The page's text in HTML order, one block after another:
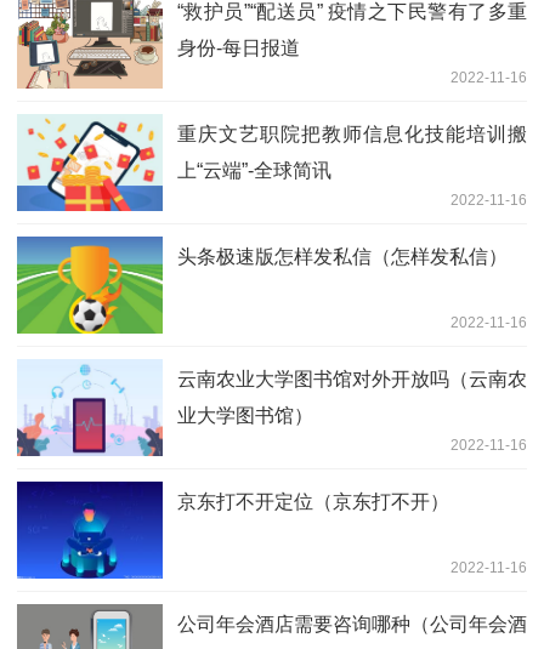
“救护员”“配送员” 疫情之下民警有了多重
身份-每日报道
2022-11-16
重庆文艺职院把教师信息化技能培训搬
上“云端”-全球简讯
2022-11-16
头条极速版怎样发私信（怎样发私信）
2022-11-16
云南农业大学图书馆对外开放吗（云南农
业大学图书馆）
2022-11-16
京东打不开定位（京东打不开）
2022-11-16
公司年会酒店需要咨询哪种（公司年会酒